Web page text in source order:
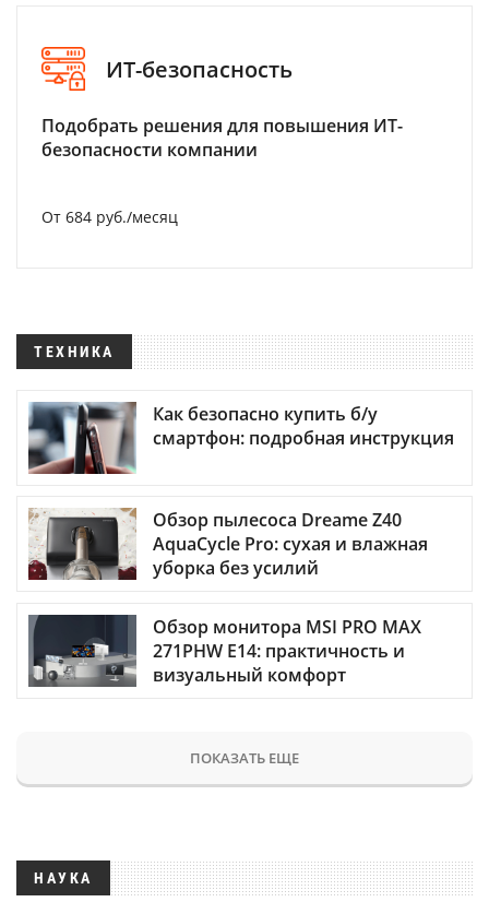
ИТ-безопасность
Подобрать решения для повышения ИТ-
безопасности компании
От 684 руб./месяц
ТЕХНИКА
Как безопасно купить б/у
смартфон: подробная инструкция
Обзор пылесоса Dreame Z40
AquaCycle Pro: сухая и влажная
уборка без усилий
Обзор монитора MSI PRO MAX
271PHW E14: практичность и
визуальный комфорт
ПОКАЗАТЬ ЕЩЕ
НАУКА